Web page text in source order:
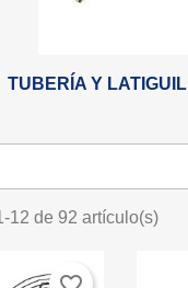
TUBERÍA Y
12 de 92 artículo(s)